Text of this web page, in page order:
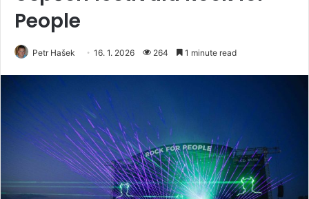
People
Petr Hašek 16. 1. 2026 264 1 minute read